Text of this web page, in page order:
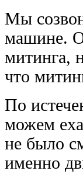
Мы
машине.
митинга,
что
По
можем
не было
именно